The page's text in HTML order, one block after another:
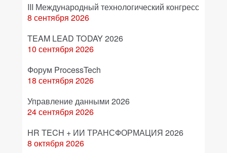
III Международный технологический конгресс
8 сентября 2026
TEAM LEAD TODAY 2026
10 сентября 2026
Форум ProcessTech
18 сентября 2026
Управление данными 2026
24 сентября 2026
HR TECH + ИИ ТРАНСФОРМАЦИЯ 2026
8 октября 2026